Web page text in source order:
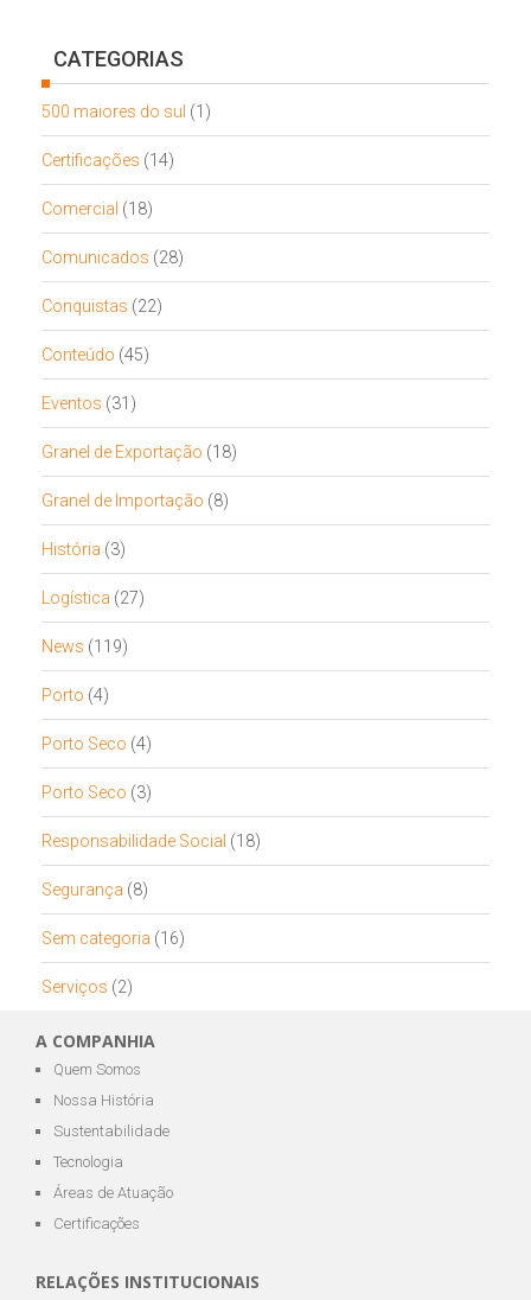
CATEGORIAS
500 maiores do sul (1)
Certificações (14)
Comercial (18)
Comunicados (28)
Conquistas (22)
Conteúdo (45)
Eventos (31)
Granel de Exportação (18)
Granel de Importação (8)
História (3)
Logística (27)
News (119)
Porto (4)
Porto Seco (4)
Porto Seco (3)
Responsabilidade Social (18)
Segurança (8)
Sem categoria (16)
Serviços (2)
A COMPANHIA
Quem Somos
Nossa História
Sustentabilidade
Tecnologia
Áreas de Atuação
Certificações
RELAÇÕES INSTITUCIONAIS